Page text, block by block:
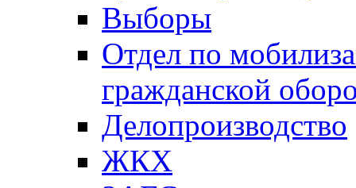
Выборы
Отдел по
гражданской
Делопроизводство
ЖКХ